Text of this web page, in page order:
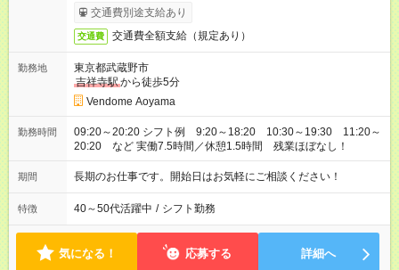
交通費別途支給あり
交通費 交通費全額支給（規定あり）
勤務地
東京都武蔵野市
吉祥寺駅から徒歩5分
Vendome Aoyama
勤務時間
09:20～20:20 シフト例 9:20～18:20 10:30～19:30 11:20～
20:20 など 実働7.5時間／休憩1.5時間 残業ほぼなし！
期間 長期のお仕事です。開始日はお気軽にご相談ください！
特徴 40～50代活躍中 / シフト勤務
気になる！ 応募する 詳細へ